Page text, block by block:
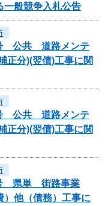
一般競争入札公告
号 公共 道路メンテ
正分)(翌債)工事に関
号 公共 道路メンテ
正分)(翌債)工事に関
号 県単 街路事業
）他（債務）工事に